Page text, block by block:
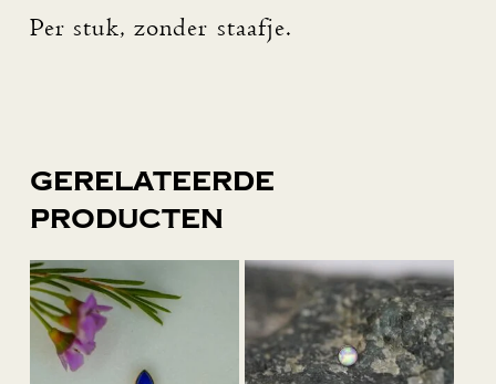
Per stuk, zonder staafje.
Gerelateerde
producten